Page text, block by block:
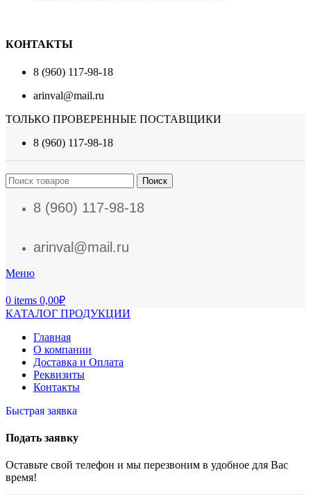
КОНТАКТЫ
8 (960) 117-98-18
arinval@mail.ru
ТОЛЬКО ПРОВЕРЕННЫЕ ПОСТАВЩИКИ
8 (960) 117-98-18
Поиск
8 (960) 117-98-18
arinval@mail.ru
Меню
0 items 0,00₽
КАТАЛОГ ПРОДУКЦИИ
Главная
О компании
Доставка и Оплата
Реквизиты
Контакты
Быстрая заявка
Подать заявку
Оставьте свой телефон и мы перезвоним в удобное для Вас
время!